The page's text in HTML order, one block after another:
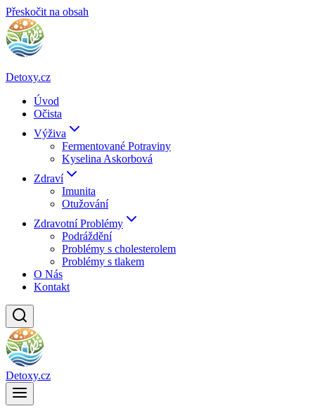
Přeskočit na obsah
Detoxy.cz
Úvod
Očista
Výživa
Fermentované Potraviny
Kyselina Askorbová
Zdraví
Imunita
Otužování
Zdravotní Problémy
Podráždění
Problémy s cholesterolem
Problémy s tlakem
O Nás
Kontakt
Detoxy.cz